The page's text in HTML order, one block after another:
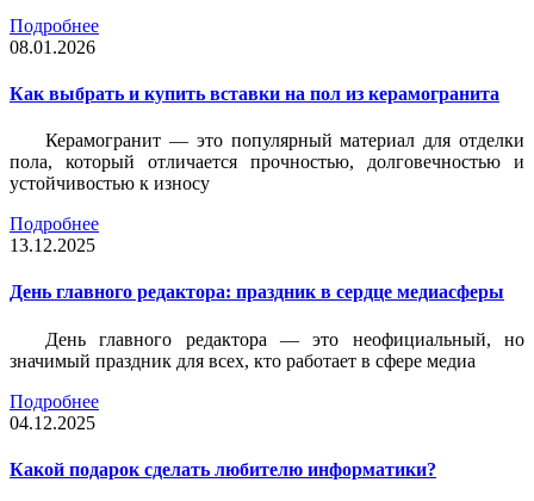
Подробнее
08.01.2026
Как выбрать и купить вставки на пол из керамогранита
Керамогранит — это популярный материал для отделки
пола, который отличается прочностью, долговечностью и
устойчивостью к износу
Подробнее
13.12.2025
День главного редактора: праздник в сердце медиасферы
День главного редактора — это неофициальный, но
значимый праздник для всех, кто работает в сфере медиа
Подробнее
04.12.2025
Какой подарок сделать любителю информатики?